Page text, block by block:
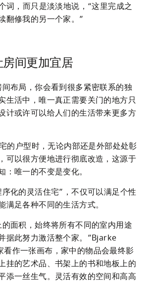
词，而只是淡淡地说，“这里完成之
翻修我的另一个家。”
间更加宜居
布局，你会看到很多紧密联系的独
生活中，唯一真正需要关门的地方只
计或许可以给人们的生活带来更多方
的户型时，无论内部还是外部处处彰
可以很方便地进行彻底改造，这源于
唯一的不变是变化。
化的灵活住宅”，不仅可以满足个性
满足各种不同的生活方式。
面积，始终将所有不同的室内用途
据此努力激活整个家。”Bjarke
作一张画布，家中的物品会最终影
挂的艺术品、书架上的书和地板上的
添一丝生气。灵活有效的空间和高高